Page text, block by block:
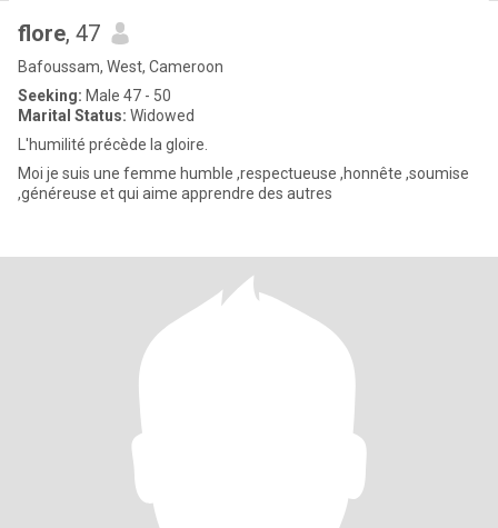
flore, 47
Bafoussam, West, Cameroon
Seeking: Male 47 - 50
Marital Status: Widowed
L'humilité précède la gloire.
Moi je suis une femme humble ,respectueuse ,honnête ,soumise
,généreuse et qui aime apprendre des autres